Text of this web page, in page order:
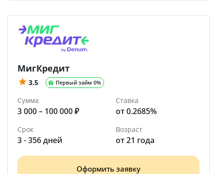
МигКредит
3.5 Первый займ 0%
Сумма
3 000 – 100 000 ₽
Ставка
от 0.2685%
Срок
3 - 356 дней
Возраст
от 21 года
Оформить заявку